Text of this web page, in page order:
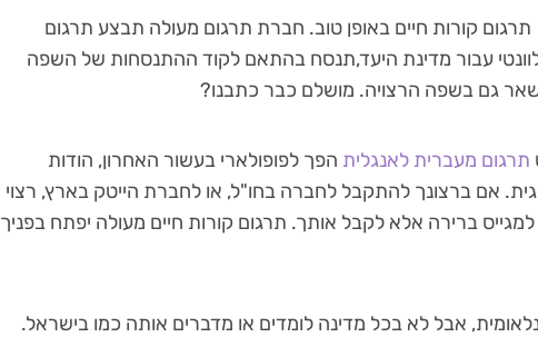
קורות חיים באופן טוב. חברת תרגום מעולה תבצע תרגום
עבור מדינת היעד,תנסח בהתאם לקוד ההתנסחות של השפה
גם בשפה הרצויה. מושלם כבר כתבנו?
תרגום מעברית לאנגלית הפך לפופולארי בעשור האחרון, הודות
אם ברצונך להתקבל לחברה בחו"ל, או לחברת הייטק בארץ, רצוי
ברירה אלא לקבל אותך. תרגום קורות חיים מעולה יפתח בפניך
אבל לא בכל מדינה לומדים או מדברים אותה כמו בישראל.